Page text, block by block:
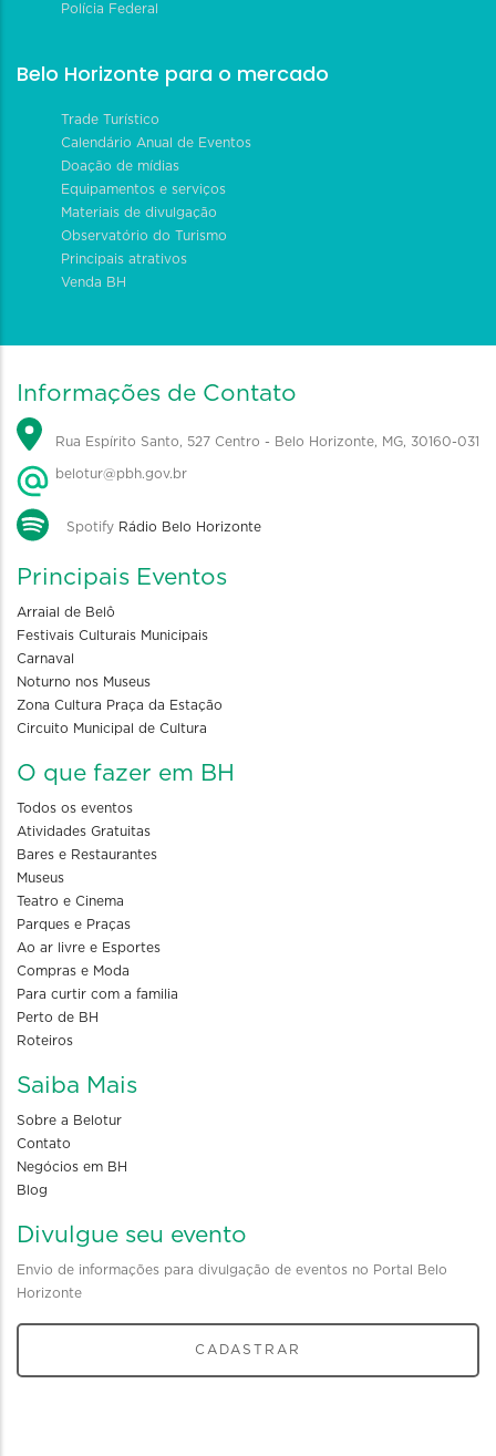
Polícia Federal
Belo Horizonte para o mercado
Trade Turístico
Calendário Anual de Eventos
Doação de mídias
Equipamentos e serviços
Materiais de divulgação
Observatório do Turismo
Principais atrativos
Venda BH
Informações de Contato
Rua Espírito Santo, 527 Centro - Belo Horizonte, MG, 30160-031
belotur@pbh.gov.br
Spotify Rádio Belo Horizonte
Principais Eventos
Arraial de Belô
Festivais Culturais Municipais
Carnaval
Noturno nos Museus
Zona Cultura Praça da Estação
Circuito Municipal de Cultura
O que fazer em BH
Todos os eventos
Atividades Gratuitas
Bares e Restaurantes
Museus
Teatro e Cinema
Parques e Praças
Ao ar livre e Esportes
Compras e Moda
Para curtir com a familia
Perto de BH
Roteiros
Saiba Mais
Sobre a Belotur
Contato
Negócios em BH
Blog
Divulgue seu evento
Envio de informações para divulgação de eventos no Portal Belo
Horizonte
CADASTRAR